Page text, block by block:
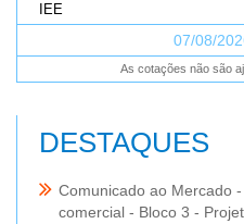
IEE
07/08/
As cotações não são
DESTAQUES
Comunicado ao Mercado
comercial - Bloco 3 -